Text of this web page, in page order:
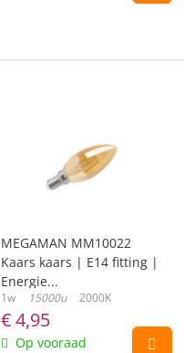
MEGAMAN MM10022
Kaars kaars | E14 fitting |
Energie...
1w 15000u 2000K
€4,95
Op vooraad